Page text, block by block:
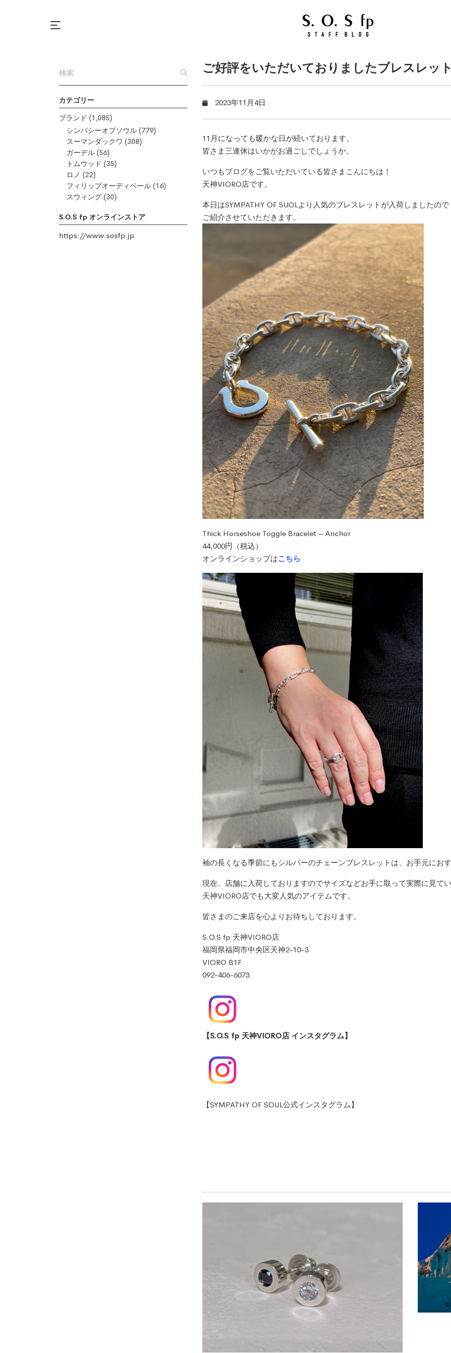
カテゴリー
ブランド (1,085)
シンパシーオブソウル (779)
スーマンダックワ (308)
ガーデル (56)
トムウッド (35)
ロノ (22)
フィリップオーディベール (16)
スウィング (30)
S.O.S fp オンラインストア
https://www.sosfp.jp
ご好評をいただいておりましたブレスレッ
2023年11月4日
11月になっても暖かな日が続いております。
皆さま三連休はいかがお過ごしでしょうか。
いつもブログをご覧いただいている皆さまこんにちは！
天神VIORO店です。
本日はSYMPATHY OF SUOLより人気のブレスレットが入荷しましたので
ご紹介させていただきます。
Thick Horseshoe Toggle Bracelet – Anchor
44,000円（税込）
オンラインショップはこちら
袖の長くなる季節にもシルバーのチェーンブレスレットは、お手元におす
現在、店舗に入荷しておりますのでサイズなどお手に取って実際に見てい
天神VIORO店でも大変人気のアイテムです。
皆さまのご来店を心よりお待ちしております。
S.O.S fp 天神VIORO店
福岡県福岡市中央区天神2-10-3
VIORO B1F
092-406-6073
【S.O.S fp 天神VIORO店 インスタグラム】
【SYMPATHY OF SOUL公式インスタグラム】